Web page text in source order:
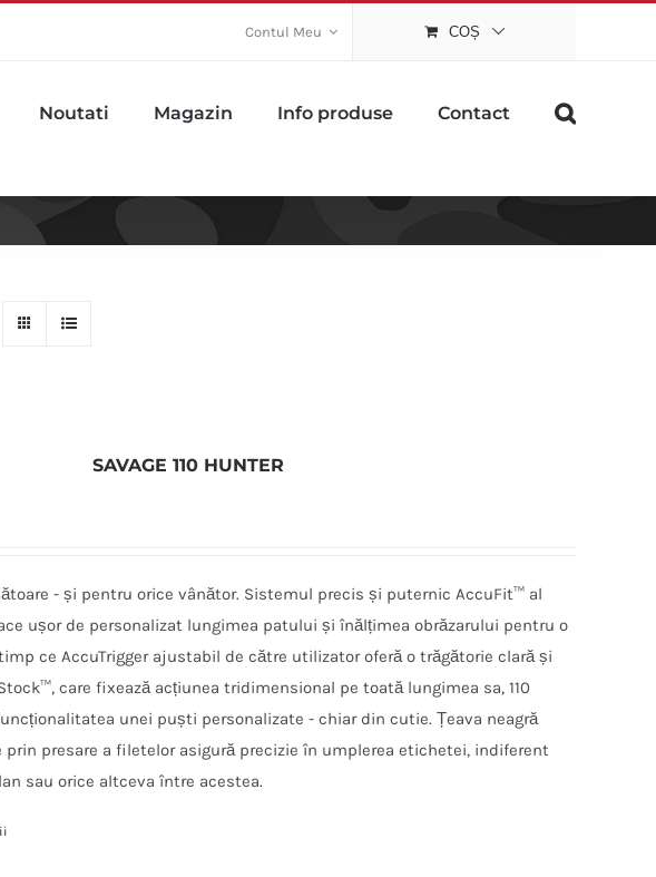
Contul Meu COȘ
Noutati Magazin Info produse Contact
SAVAGE 110 HUNTER
- și pentru orice vânător. Sistemul precis și puternic AccuFit™ al
ușor de personalizat lungimea patului și înălțimea obrăzarului pentru o
ce AccuTrigger ajustabil de către utilizator oferă o trăgătorie clară și
care fixează acțiunea tridimensional pe toată lungimea sa, 110
unei puști personalizate - chiar din cutie. Țeava neagră
prin presare a filetelor asigură precizie în umplerea etichetei, indiferent
sau orice altceva între acestea.